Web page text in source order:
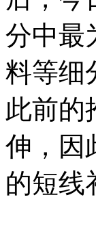
分中最
料等细
此前的
伸，因
的短线